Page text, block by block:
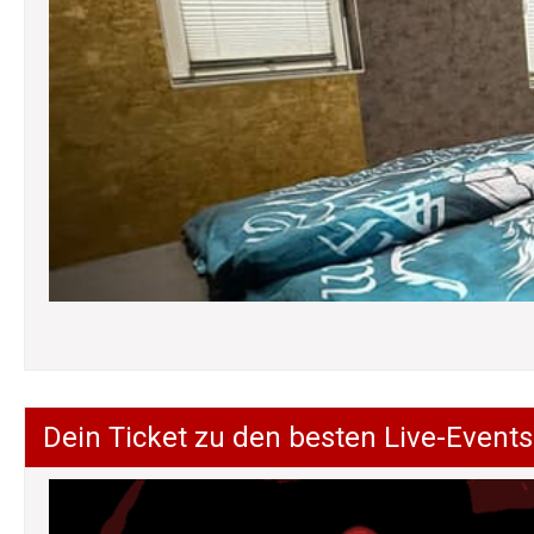
Dein Ticket zu den besten Live-Events